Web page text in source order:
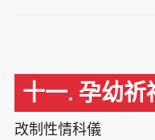
十一. 孕幼祈
改制性情科儀